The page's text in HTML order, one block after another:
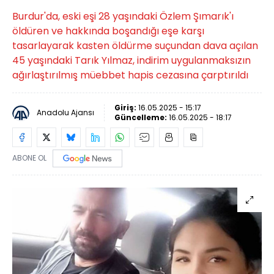
Burdur'da, eski eşi 28 yaşındaki Özlem Şımarık'ı
öldüren ve hakkında boşandığı eşe karşı
tasarlayarak kasten öldürme suçundan dava açılan
45 yaşındaki Tarık Yılmaz, indirim uygulanmaksızın
ağırlaştırılmış müebbet hapis cezasına çarptırıldı
Anadolu Ajansı Giriş: 16.05.2025 - 15:17
Güncelleme: 16.05.2025 - 18:17
ABONE OL